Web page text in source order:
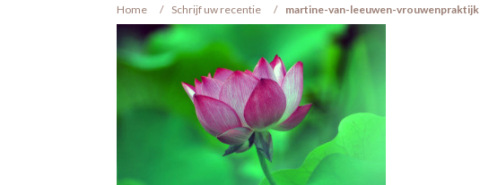
Home Schrijf uw recentie martine-van-leeuwen-vrouwenpraktijk